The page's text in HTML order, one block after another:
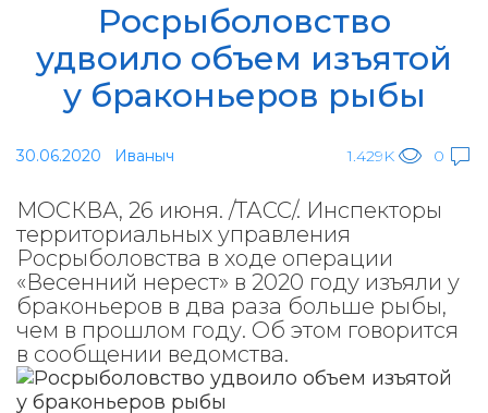
Росрыболовство
удвоило объем изъятой
у браконьеров рыбы
30.06.2020 Иваныч 1.429K 0
МОСКВА, 26 июня. /ТАСС/. Инспекторы
территориальных управления
Росрыболовства в ходе операции
«Весенний нерест» в 2020 году изъяли у
браконьеров в два раза больше рыбы,
чем в прошлом году. Об этом говорится
в сообщении ведомства.